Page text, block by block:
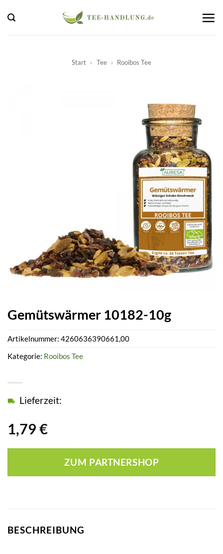
Inhalt
springen
Start » Tee » Rooibos Tee
Gemütswärmer 10182-10g
1,79 €
Lieferzeit:
ZUM PARTNERSHOP
Artikelnummer: 4260636390661,00
Kategorie: Rooibos Tee
BESCHREIBUNG